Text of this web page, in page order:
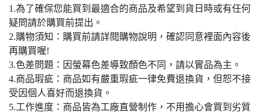
1.為了確保您能買到最適合的商品及希望到貨日時或有任何
疑問請於購買前提出。
2.購物須知：購買前請詳閱購物說明，確認同意裡面內容後
再購買喔!
3.色差問題：因螢幕色差導致顏色不同，請以實品為主。
4.商品瑕疵：商品如有嚴重瑕疵一律免費退換貨，但恕不接
受因個人喜好而退換貨。
5.工作進度：商品皆為工廠直營制作，不用擔心會買到劣質